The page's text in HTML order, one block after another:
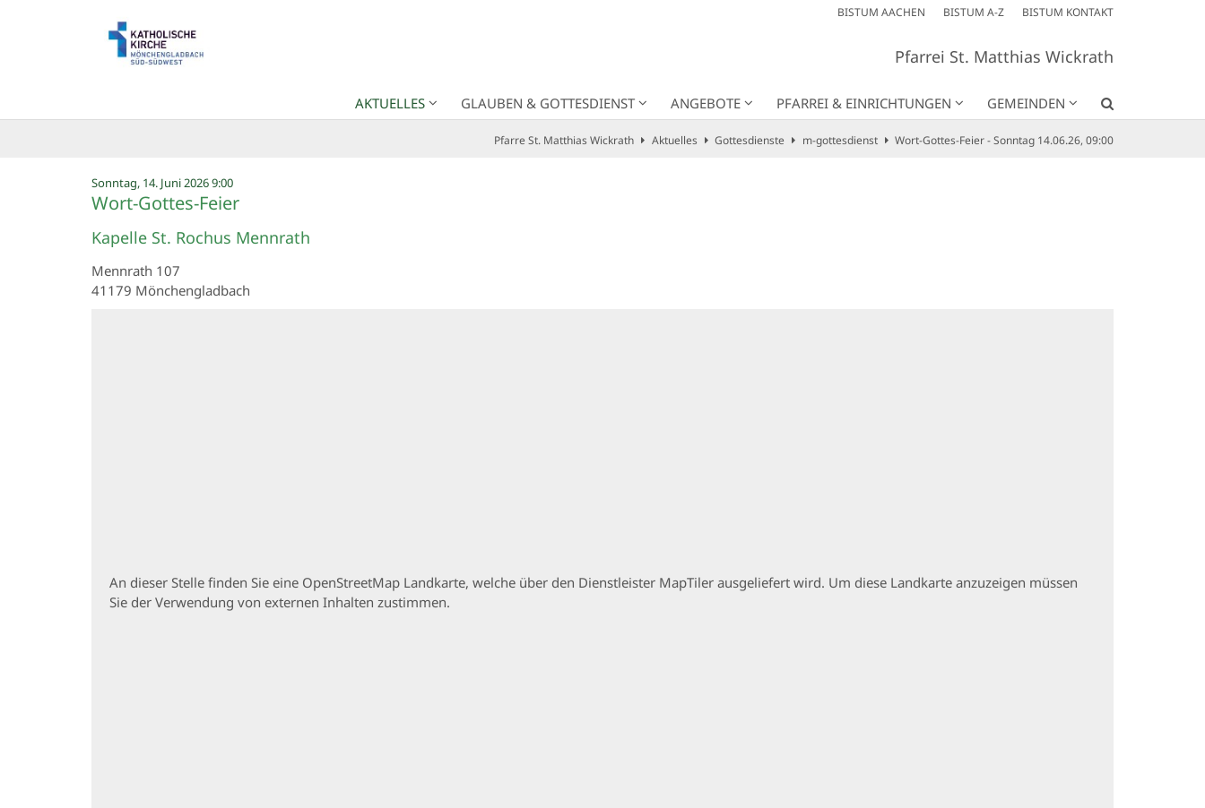
BISTUM AACHEN BISTUM A-Z BISTUM KONTAKT
Pfarrei St. Matthias Wickrath
AKTUELLES GLAUBEN & GOTTESDIENST ANGEBOTE PFARREI & EINRICHTUNGEN GEMEINDEN
Pfarre St. Matthias Wickrath Aktuelles Gottesdienste m-gottesdienst Wort-Gottes-Feier - Sonntag 14.06.26, 09:00
Sonntag, 14. Juni 2026 9:00:
Wort-Gottes-Feier
Kapelle St. Rochus Mennrath
Mennrath 107
41179 Mönchengladbach
An dieser Stelle finden Sie eine OpenStreetMap Landkarte, welche über den Dienstleister MapTiler ausgeliefert wird. Um diese Landkarte anzuzeigen müssen
Sie der Verwendung von externen Inhalten zustimmen.